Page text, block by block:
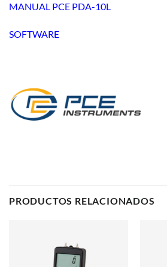
MANUAL PCE PDA-10L
SOFTWARE
PRODUCTOS RELACIONADOS